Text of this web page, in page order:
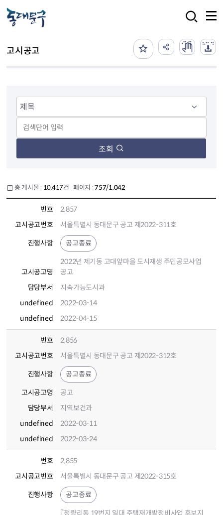
고시공고
조회
총 게시물 : 10,417건 페이지 :757/1,042
번호
2,857
고시공고번호
서울특별시 동대문구 공고 제2022-311호
진행사항 공고종료
고시공고명
2022년 제기동 고대앞마을 도시재생 주민공모사업
공고
담당부서
지속가능도시과
undefined
2022-03-14
undefined
2022-04-15
번호
2,856
고시공고번호
서울특별시 동대문구 공고 제2022-312호
진행사항 공고종료
고시공고명
공고
담당부서
지역보건과
undefined
2022-03-11
undefined
2022-03-24
번호
2,855
고시공고번호
서울특별시 동대문구 공고 제2022-315호
진행사항 공고종료
『청량리동 19번지 일대 주택재개발정비사업 후보지